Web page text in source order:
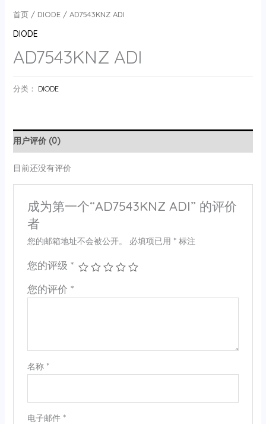
首页/ DIODE/ AD7543KNZ ADI
DIODE
AD7543KNZ ADI
分类： DIODE
用户评价 (0)
目前还没有评价
成为第一个“AD7543KNZ ADI” 的评价
者
您的邮箱地址不会被公开。 必填项已用 *标注
您的评级 *
您的评价 *
名称 *
电子邮件 *